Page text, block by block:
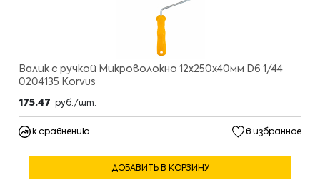
Валик с ручкой Микроволокно 12х250х40мм D6 1/44
0204135 Korvus
175.47 руб./шт.
к сравнению в избранное
ДОБАВИТЬ В КОРЗИНУ